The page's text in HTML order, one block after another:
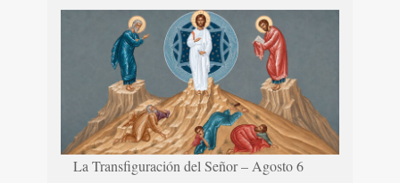
La Transfiguración del Señor – Agosto 6